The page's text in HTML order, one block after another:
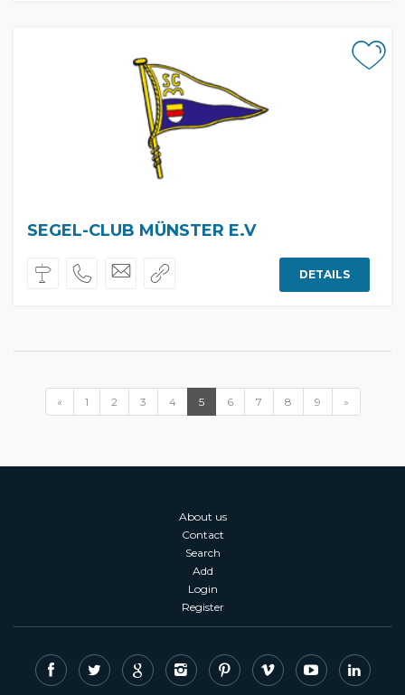
SEGEL-CLUB MÜNSTER E.V
DETAILS
« 1 2 3 4 5 6 7 8 9 »
About us
Contact
Search
Add
Login
Register